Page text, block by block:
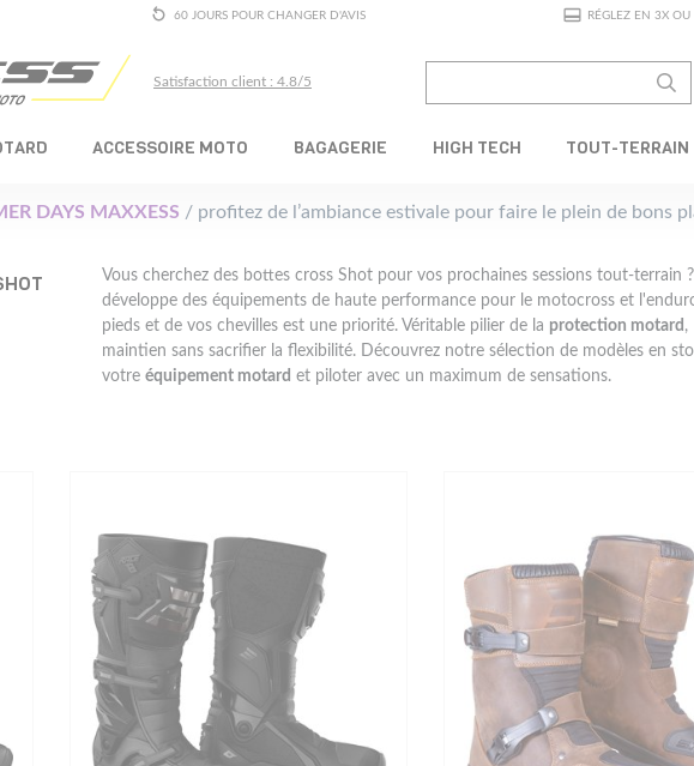
60 JOURS POUR CHANGER D'AVIS RÉGLEZ EN 3X
Satisfaction client : 4.8/5
ACCESSOIRE MOTO BAGAGERIE HIGH TECH TOUT-TERRAIN
DAYS MAXXESS / profitez de l’ambiance estivale pour faire le plein de bons
Vous cherchez des bottes cross Shot pour vos prochaines sessions tout-terrain
développe des équipements de haute performance pour le motocross et
pieds et de vos chevilles est une priorité. Véritable pilier de la protection motard ,
maintien sans sacrifier la flexibilité. Découvrez notre sélection de modèles en
votre équipement motard et piloter avec un maximum de sensations.